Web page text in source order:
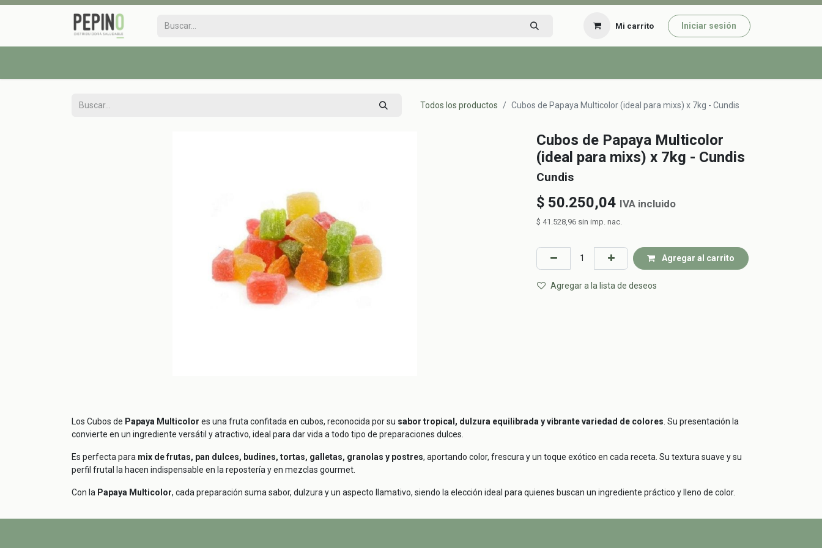
Mi carrito Iniciar sesión
Todos los productos Cubos de Papaya Multicolor (ideal para mixs) x 7kg - Cundis
Cubos de Papaya Multicolor
(ideal para mixs) x 7kg - Cundis
Cundis
$ 50.250,04 IVA incluido
$ 41.528,96 sin imp. nac.
Agregar al carrito
Agregar a la lista de deseos
Los Cubos de Papaya Multicolor es una fruta confitada en cubos, reconocida por su sabor tropical, dulzura equilibrada y vibrante variedad de colores . Su presentación la
convierte en un ingrediente versátil y atractivo, ideal para dar vida a todo tipo de preparaciones dulces.
Es perfecta para mix de frutas, pan dulces, budines, tortas, galletas, granolas y postres, aportando color, frescura y un toque exótico en cada receta. Su textura suave y su
perfil frutal la hacen indispensable en la repostería y en mezclas gourmet.
Con la Papaya Multicolor, cada preparación suma sabor, dulzura y un aspecto llamativo, siendo la elección ideal para quienes buscan un ingrediente práctico y lleno de color.